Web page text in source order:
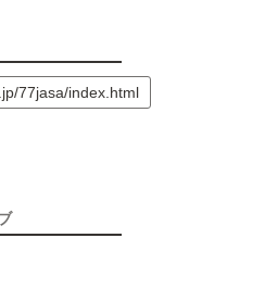
77jasa/index.html